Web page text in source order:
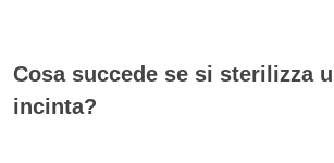
Cosa succede se si sterilizza
incinta?